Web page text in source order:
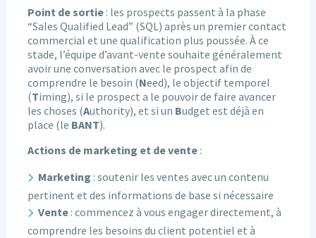
Point de sortie: les prospects passent à la phase
“Sales Qualified Lead” (SQL) après un premier contact
commercial et une qualification plus poussée. À ce
stade, l’équipe d’avant-vente souhaite généralement
avoir une conversation avec le prospect afin de
comprendre le besoin (Need), le objectif temporel
(Timing), si le prospect a le pouvoir de faire avancer
les choses (Authority), et si un Budget est déjà en
place (le BANT).
Actions de marketing et de vente:
Marketing : soutenir les ventes avec un contenu
pertinent et des informations de base si nécessaire
Vente : commencez à vous engager directement, à
comprendre les besoins du client potentiel et à